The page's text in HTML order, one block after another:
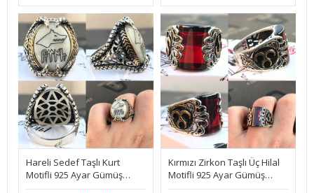
Hareli Sedef Taşlı Kurt
Motifli 925 Ayar Gümüş
Erkek Yüzük
Kırmızı Zirkon Taşlı Üç Hilal
Motifli 925 Ayar Gümüş
Erkek Yüzük